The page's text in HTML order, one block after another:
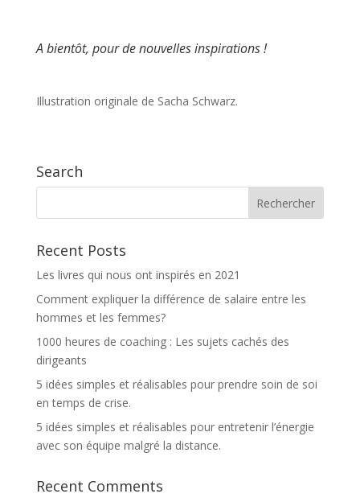
A bientôt, pour de nouvelles inspirations !
Illustration originale de Sacha Schwarz.
Search
Recent Posts
Les livres qui nous ont inspirés en 2021
Comment expliquer la différence de salaire entre les
hommes et les femmes?
1000 heures de coaching : Les sujets cachés des
dirigeants
5 idées simples et réalisables pour prendre soin de soi
en temps de crise.
5 idées simples et réalisables pour entretenir l’énergie
avec son équipe malgré la distance.
Recent Comments